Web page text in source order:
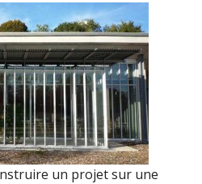
un projet sur une